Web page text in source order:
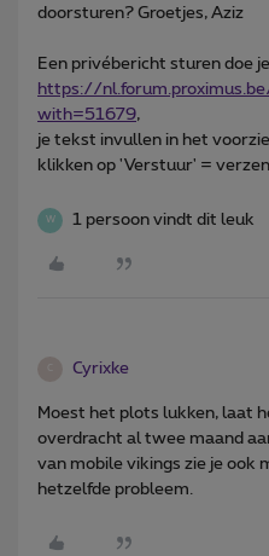
doorsturen? Groetjes, Aziz
Een privébericht sturen doe
https://
with=51679,
je tekst invullen in het
klikken op 'Verstuur' =
W 1 persoon vindt dit leuk
Cyrixke
Moest het plots lukken, laat
overdracht al twee maand
van mobile vikings zie je ook
hetzelfde probleem.